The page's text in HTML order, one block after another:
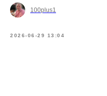
100plus1
2026-06-29 13:04